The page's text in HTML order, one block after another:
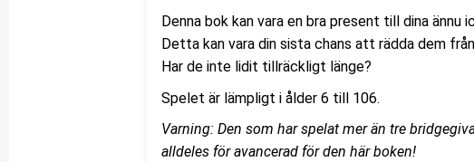
Denna bok kan vara en bra present till dina ännu
Detta kan vara din sista chans att rädda dem
Har de inte lidit tillräckligt länge?
Spelet är lämpligt i ålder 6 till 106.
Varning: Den som har spelat mer än tre
alldeles för avancerad för den här boken!